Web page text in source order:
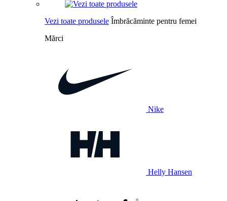
Vezi toate produsele Îmbrăcăminte pentru femei
Mărci
Nike
Helly Hansen